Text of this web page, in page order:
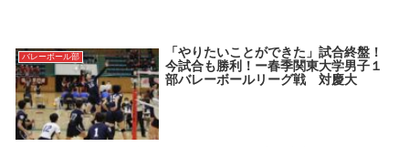
バレーボール部
「やりたいことができた」試合終盤！
今試合も勝利！ー春季関東大学男子１
部バレーボールリーグ戦 対慶大